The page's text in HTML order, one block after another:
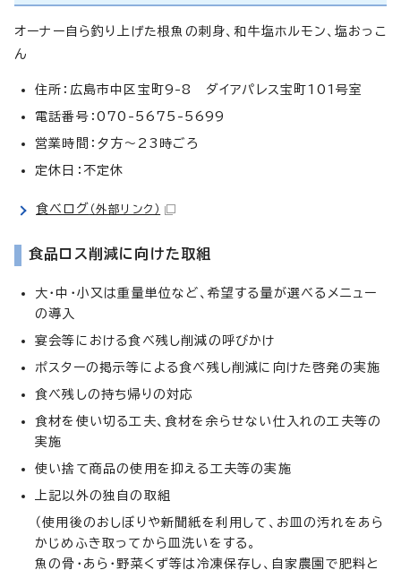
オーナー自ら釣り上げた根魚の刺身、和牛塩ホルモン、塩おっこ
ん
住所：広島市中区宝町9-8 ダイアパレス宝町101号室
電話番号：070-5675-5699
営業時間：夕方～23時ごろ
定休日：不定休
食べログ （外部リンク）
食品ロス削減に向けた取組
大・中・小又は重量単位など、希望する量が選べるメニュー
の導入
宴会等における食べ残し削減の呼びかけ
ポスターの掲示等による食べ残し削減に向けた啓発の実施
食べ残しの持ち帰りの対応
食材を使い切る工夫、食材を余らせない仕入れの工夫等の
実施
使い捨て商品の使用を抑える工夫等の実施
上記以外の独自の取組
（使用後のおしぼりや新聞紙を利用して、お皿の汚れをあら
かじめふき取ってから皿洗いをする。
魚の骨・あら・野菜くず等は冷凍保存し、自家農園で肥料と